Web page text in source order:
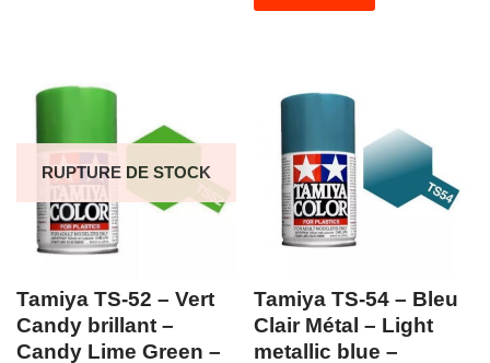
RUPTURE DE STOCK
Tamiya TS-52 – Vert
Candy brillant –
Candy Lime Green –
Tamiya TS-54 – Bleu
Clair Métal – Light
metallic blue –